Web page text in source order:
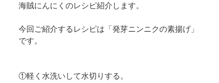
海賊にんにくのレシピ紹介します。
今回ご紹介するレシピは「発芽ニンニクの素揚げ」
です。
①軽く水洗いして水切りする。